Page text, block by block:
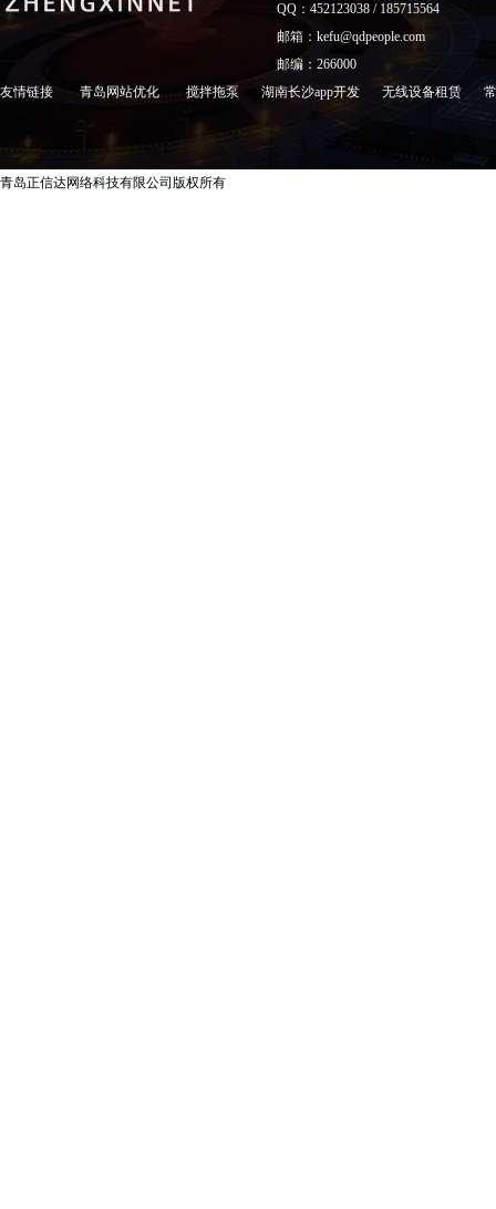
QQ：452123038 / 185715564
邮箱：kefu@qdpeople.com
邮编：266000
友情链接
青岛网站优化 搅拌拖泵 湖南长沙app开发 无线设备租赁
青岛正信达网络科技有限公司版权所有